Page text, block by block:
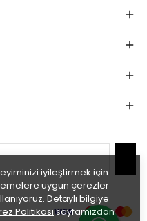
iyileştirmek için
uygun çerezler
Detaylı bilgiye
Politikasısayfamızdan